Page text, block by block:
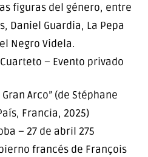
figuras del género, entre
Daniel Guardia, La Pepa
Negro Videla.
– Evento privado
Arco” (de Stéphane
Francia, 2025)
– 27 de abril 275
francés de François